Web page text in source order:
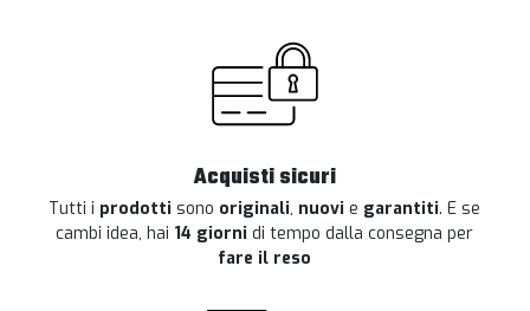
Acquisti sicuri
Tutti i prodotti sono originali, nuovi e garantiti. E se
cambi idea, hai 14 giorni di tempo dalla consegna per
fare il reso